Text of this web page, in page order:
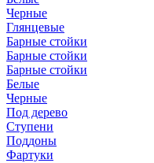
Черные
Глянцевые
Барные стойки
Барные стойки
Барные стойки
Белые
Черные
Под дерево
Ступени
Поддоны
Фартуки